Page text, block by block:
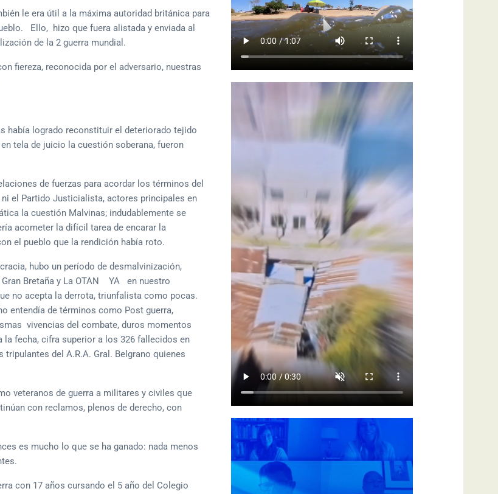
le era útil a la máxima autoridad británica para
Ello, hizo que fuera alistada y enviada al
de la 2 guerra mundial.
fiereza, reconocida por el adversario, nuestras
había logrado reconstituir el deteriorado tejido
tela de juicio la cuestión soberana, fueron
de fuerzas para acordar los términos del
el Partido Justicialista, actores principales en
la cuestión Malvinas; indudablemente se
acometer la difícil tarea de encarar la
el pueblo que la rendición había roto.
hubo un período de desmalvinización,
Bretaña y La OTAN YA en nuestro
no acepta la derrota, triunfalista como pocas.
entendía de términos como Post guerra,
vivencias del combate, duros momentos
la fecha, cifra superior a los 326 fallecidos en
del A.R.A. Gral. Belgrano quienes
veteranos de guerra a militares y civiles que
con reclamos, plenos de derecho, con
es mucho lo que se ha ganado: nada menos
con 17 años cursando el 5 año del Colegio